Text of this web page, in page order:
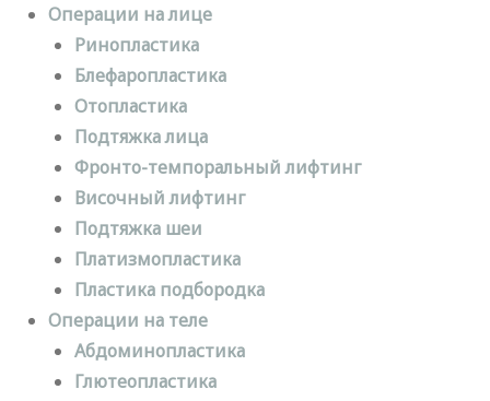
Операции на лице
Ринопластика
Блефаропластика
Отопластика
Подтяжка лица
Фронто-темпоральный лифтинг
Височный лифтинг
Подтяжка шеи
Платизмопластика
Пластика подбородка
Операции на теле
Абдоминопластика
Глютеопластика